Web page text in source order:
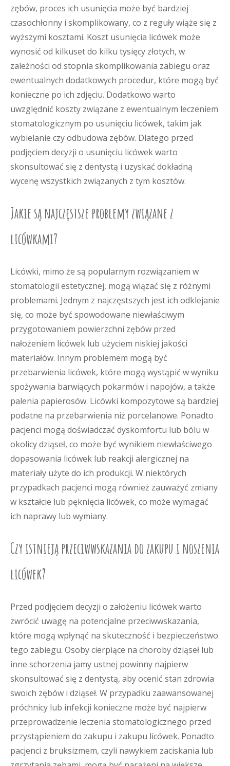
zębów, proces ich usunięcia może być bardziej
czasochłonny i skomplikowany, co z reguły wiąże się z
wyższymi kosztami. Koszt usunięcia licówek może
wynosić od kilkuset do kilku tysięcy złotych, w
zależności od stopnia skomplikowania zabiegu oraz
ewentualnych dodatkowych procedur, które mogą być
konieczne po ich zdjęciu. Dodatkowo warto
uwzględnić koszty związane z ewentualnym leczeniem
stomatologicznym po usunięciu licówek, takim jak
wybielanie czy odbudowa zębów. Dlatego przed
podjęciem decyzji o usunięciu licówek warto
skonsultować się z dentystą i uzyskać dokładną
wycenę wszystkich związanych z tym kosztów.
Jakie są najczęstsze problemy związane z
licówkami?
Licówki, mimo że są popularnym rozwiązaniem w
stomatologii estetycznej, mogą wiązać się z różnymi
problemami. Jednym z najczęstszych jest ich odklejanie
się, co może być spowodowane niewłaściwym
przygotowaniem powierzchni zębów przed
nałożeniem licówek lub użyciem niskiej jakości
materiałów. Innym problemem mogą być
przebarwienia licówek, które mogą wystąpić w wyniku
spożywania barwiących pokarmów i napojów, a także
palenia papierosów. Licówki kompozytowe są bardziej
podatne na przebarwienia niż porcelanowe. Ponadto
pacjenci mogą doświadczać dyskomfortu lub bólu w
okolicy dziąseł, co może być wynikiem niewłaściwego
dopasowania licówek lub reakcji alergicznej na
materiały użyte do ich produkcji. W niektórych
przypadkach pacjenci mogą również zauważyć zmiany
w kształcie lub pęknięcia licówek, co może wymagać
ich naprawy lub wymiany.
Czy istnieją przeciwwskazania do zakupu i noszenia
licówek?
Przed podjęciem decyzji o założeniu licówek warto
zwrócić uwagę na potencjalne przeciwwskazania,
które mogą wpłynąć na skuteczność i bezpieczeństwo
tego zabiegu. Osoby cierpiące na choroby dziąseł lub
inne schorzenia jamy ustnej powinny najpierw
skonsultować się z dentystą, aby ocenić stan zdrowia
swoich zębów i dziąseł. W przypadku zaawansowanej
próchnicy lub infekcji konieczne może być najpierw
przeprowadzenie leczenia stomatologicznego przed
przystąpieniem do zakupu i zakupu licówek. Ponadto
pacjenci z bruksizmem, czyli nawykiem zaciskania lub